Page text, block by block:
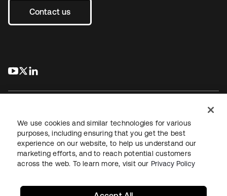
Contact us
s’ouvre dans un nouvel onglet
s’ouvre dans un nouvel onglet
JuridiquePolitique de confidentialité
Conditions d’utilisation du siteSécuritéPlan du site
Paramètres des cookies
We use cookies and similar technologies for various
purposes, including ensuring that you get the best
experience on our website, to help us understand our
marketing efforts, and to reach potential customers
across the web. To learn more, visit our Privacy Policy